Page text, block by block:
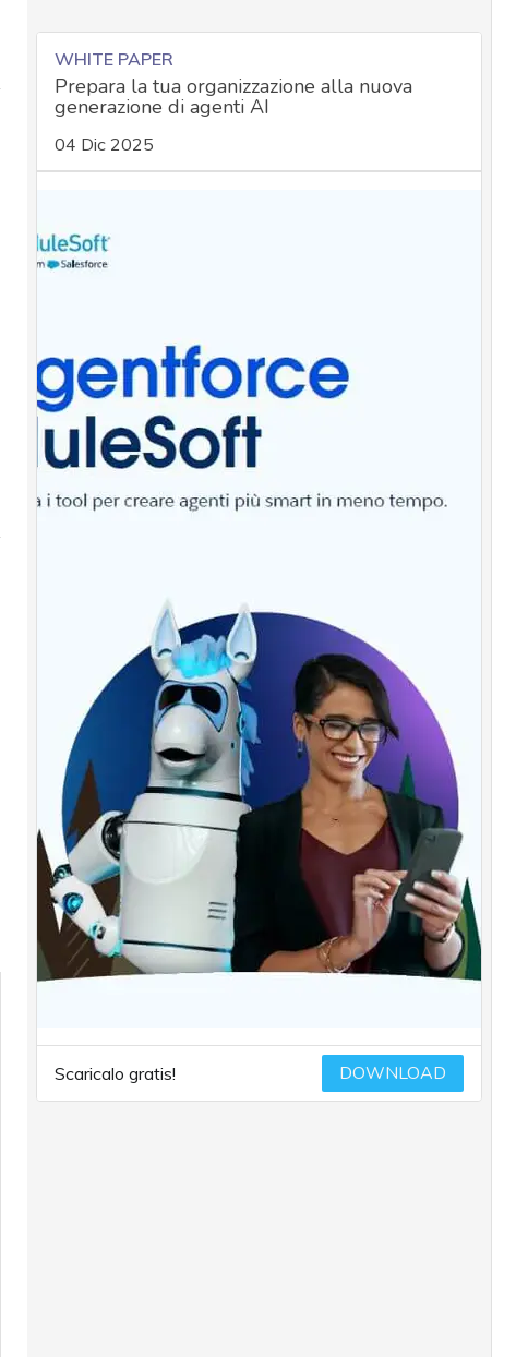
WHITE PAPER
Prepara la tua organizzazione alla nuova
generazione di agenti AI
04 Dic 2025
Scaricalo gratis! DOWNLOAD